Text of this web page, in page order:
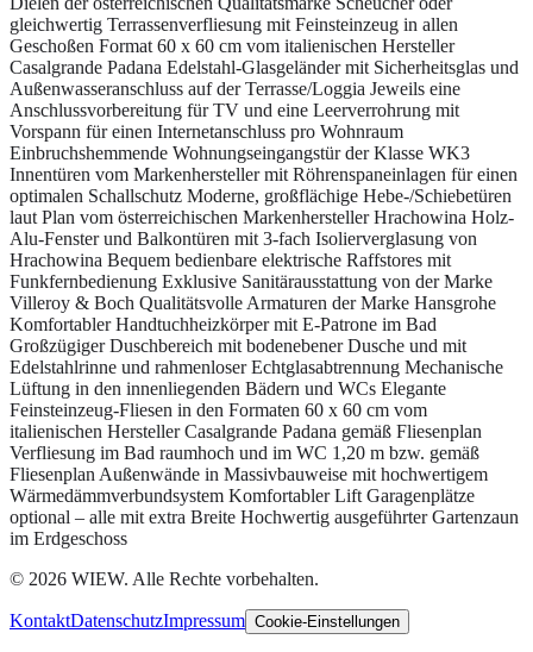
gleichwertig Terrassenverfliesung mit Feinsteinzeug in allen
Geschoßen Format 60 x 60 cm vom italienischen Hersteller
Casalgrande Padana Edelstahl-Glasgeländer mit Sicherheitsglas und
Außenwasseranschluss auf der Terrasse/Loggia Jeweils eine
Anschlussvorbereitung für TV und eine Leerverrohrung mit
Vorspann für einen Internetanschluss pro Wohnraum
Einbruchshemmende Wohnungseingangstür der Klasse WK3
Innentüren vom Markenhersteller mit Röhrenspaneinlagen für einen
optimalen Schallschutz Moderne, großflächige Hebe-/Schiebetüren
laut Plan vom österreichischen Markenhersteller Hrachowina Holz-
Alu-Fenster und Balkontüren mit 3-fach Isolierverglasung von
Hrachowina Bequem bedienbare elektrische Raffstores mit
Funkfernbedienung Exklusive Sanitärausstattung von der Marke
Villeroy & Boch Qualitätsvolle Armaturen der Marke Hansgrohe
Komfortabler Handtuchheizkörper mit E-Patrone im Bad
Großzügiger Duschbereich mit bodenebener Dusche und mit
Edelstahlrinne und rahmenloser Echtglasabtrennung Mechanische
Lüftung in den innenliegenden Bädern und WCs Elegante
Feinsteinzeug-Fliesen in den Formaten 60 x 60 cm vom
italienischen Hersteller Casalgrande Padana gemäß Fliesenplan
Verfliesung im Bad raumhoch und im WC 1,20 m bzw. gemäß
Fliesenplan Außenwände in Massivbauweise mit hochwertigem
Wärmedämmverbundsystem Komfortabler Lift Garagenplätze
optional – alle mit extra Breite Hochwertig ausgeführter Gartenzaun
im Erdgeschoss
© 2026 WIEW. Alle Rechte vorbehalten.
KontaktDatenschutzImpressum Cookie-Einstellungen